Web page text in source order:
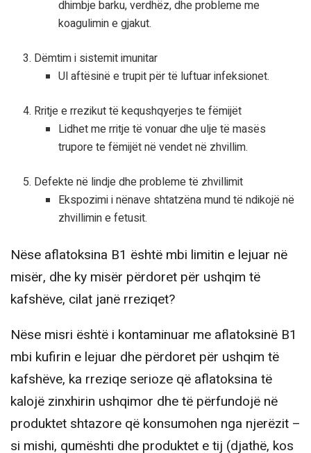
dhimbje barku, verdhëz, dhe probleme me
koagulimin e gjakut.
Dëmtim i sistemit imunitar
Ul aftësinë e trupit për të luftuar infeksionet.
Rritje e rrezikut të kequshqyerjes te fëmijët
Lidhet me rritje të vonuar dhe ulje të masës
trupore te fëmijët në vendet në zhvillim.
Defekte në lindje dhe probleme të zhvillimit
Ekspozimi i nënave shtatzëna mund të ndikojë në
zhvillimin e fetusit.
Nëse aflatoksina B1 është mbi limitin e lejuar në
misër, dhe ky misër përdoret për ushqim të
kafshëve, cilat janë rreziqet?
Nëse misri është i kontaminuar me aflatoksinë B1
mbi kufirin e lejuar dhe përdoret për ushqim të
kafshëve, ka rreziqe serioze që aflatoksina të
kalojë zinxhirin ushqimor dhe të përfundojë në
produktet shtazore që konsumohen nga njerëzit –
si mishi, qumështi dhe produktet e tij (djathë, kos